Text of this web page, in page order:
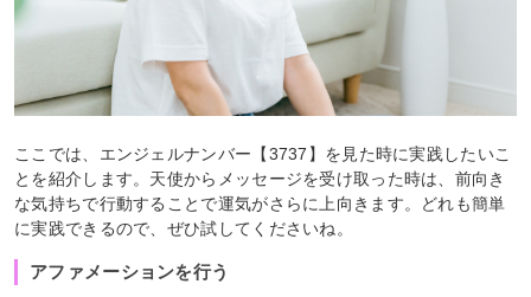
ここでは、エンジェルナンバー【3737】を見た時に実践したいこ
とを紹介します。天使からメッセージを受け取った時は、前向き
な気持ちで行動することで運気がさらに上向きます。どれも簡単
に実践できるので、ぜひ試してくださいね。
アファメーションを行う